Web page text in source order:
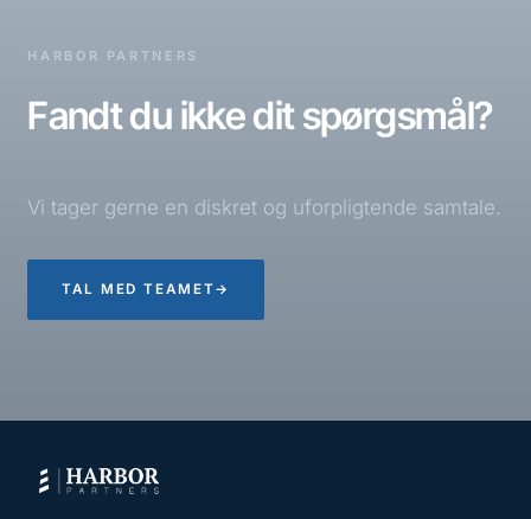
HARBOR PARTNERS
Fandt du ikke dit spørgsmål?
Vi tager gerne en diskret og uforpligtende samtale.
TAL MED TEAMET→